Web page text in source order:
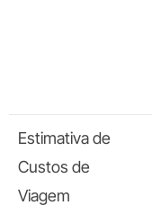
Estimativa de
Custos de
Viagem